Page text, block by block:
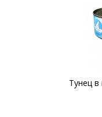
Тунец